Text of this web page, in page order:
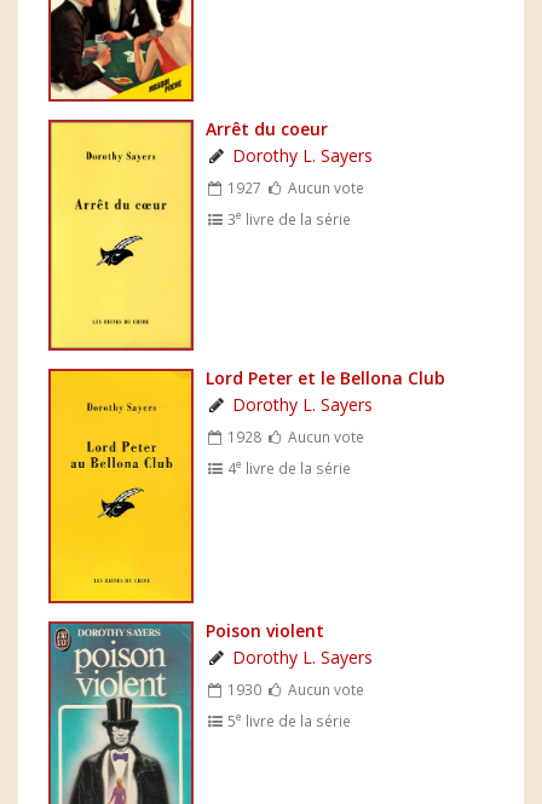
Arrêt du coeur
Dorothy L. Sayers
1927
Aucun vote
3e livre de la série
Lord Peter et le Bellona Club
Dorothy L. Sayers
1928
Aucun vote
4e livre de la série
Poison violent
Dorothy L. Sayers
1930
Aucun vote
5e livre de la série